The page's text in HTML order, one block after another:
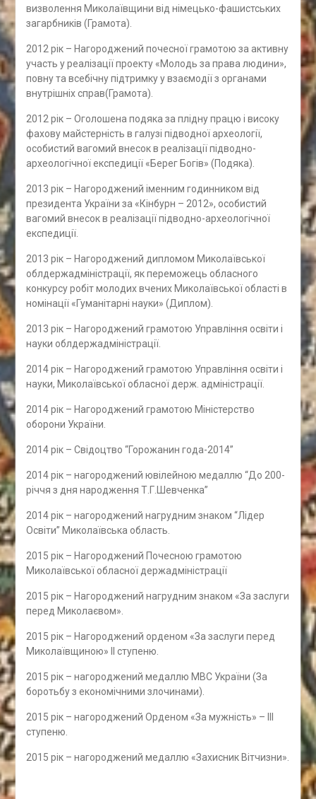
визволення Миколаївщини від німецько-фашистських
загарбників (Грамота).
2012 рік – Нагороджений почесної грамотою за активну
участь у реалізації проекту «Молодь за права людини»,
повну та всебічну підтримку у взаємодії з органами
внутрішніх справ(Грамота).
2012 рік – Оголошена подяка за плідну працю і високу
фахову майстерність в галузі підводної археології,
особистий вагомий внесок в реалізації підводно-
археологічної експедиції «Берег Богів» (Подяка).
2013 рік – Нагороджений іменним годинником від
президента України за «Кінбурн – 2012», особистий
вагомий внесок в реалізації підводно-археологічної
експедиції.
2013 рік – Нагороджений дипломом Миколаївської
облдержадміністрації, як переможець обласного
конкурсу робіт молодих вчених Миколаївської області в
номінації «Гуманітарні науки» (Диплом).
2013 рік – Нагороджений грамотою Управління освіти і
науки облдержадміністрації.
2014 рік – Нагороджений грамотою Управління освіти і
науки, Миколаївської обласної держ. адміністрації.
2014 рік – Нагороджений грамотою Міністерство
оборони України.
2014 рік – Свідоцтво “Горожанин года-2014”
2014 рік – нагороджений ювілейною медаллю “До 200-
річчя з дня народження Т.Г.Шевченка”
2014 рік – нагороджений нагрудним знаком “Лідер
Освіти” Миколаївська область.
2015 рік – Нагороджений Почесною грамотою
Миколаївської обласної держадміністрації
2015 рік – Нагороджений нагрудним знаком «За заслуги
перед Миколаєвом».
2015 рік – Нагороджений орденом «За заслуги перед
Миколаївщиною» ІІ ступеню.
2015 рік – нагороджений медаллю МВС України (За
боротьбу з економічними злочинами).
2015 рік – нагороджений Орденом «За мужність» – ІІІ
ступеню.
2015 рік – нагороджений медаллю «Захисник Вітчизни».